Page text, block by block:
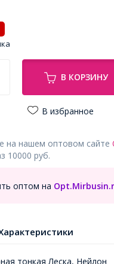
В КОРЗИНУ
В избранное
на нашем оптовом сайте
10000 руб.
оптом на
тонкая Леска, Нейлон